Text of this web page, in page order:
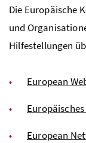
Die Europäische
und
Hilfestellungen
European
European